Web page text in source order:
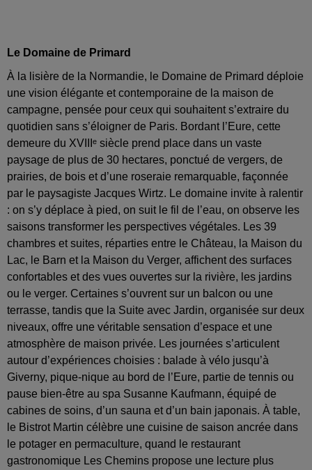
Le Domaine de Primard
À la lisière de la Normandie, le Domaine de Primard déploie
une vision élégante et contemporaine de la maison de
campagne, pensée pour ceux qui souhaitent s’extraire du
quotidien sans s’éloigner de Paris. Bordant l’Eure, cette
demeure du XVIIIᵉ siècle prend place dans un vaste
paysage de plus de 30 hectares, ponctué de vergers, de
prairies, de bois et d’une roseraie remarquable, façonnée
par le paysagiste Jacques Wirtz. Le domaine invite à ralentir
: on s’y déplace à pied, on suit le fil de l’eau, on observe les
saisons transformer les perspectives végétales. Les 39
chambres et suites, réparties entre le Château, la Maison du
Lac, le Barn et la Maison du Verger, affichent des surfaces
confortables et des vues ouvertes sur la rivière, les jardins
ou le verger. Certaines s’ouvrent sur un balcon ou une
terrasse, tandis que la Suite avec Jardin, organisée sur deux
niveaux, offre une véritable sensation d’espace et une
atmosphère de maison privée. Les journées s’articulent
autour d’expériences choisies : balade à vélo jusqu’à
Giverny, pique-nique au bord de l’Eure, partie de tennis ou
pause bien-être au spa Susanne Kaufmann, équipé de
cabines de soins, d’un sauna et d’un bain japonais. À table,
le Bistrot Martin célèbre une cuisine de saison ancrée dans
le potager en permaculture, quand le restaurant
gastronomique Les Chemins propose une lecture plus